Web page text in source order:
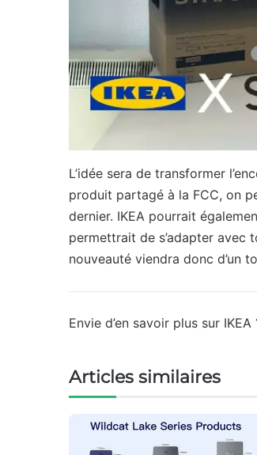
L’idée sera de transformer
produit partagé à la FCC, on
dernier. IKEA pourrait
permettrait de s’adapter avec
nouveauté viendra donc d’un
Envie d’en savoir plus sur
Articles similaires